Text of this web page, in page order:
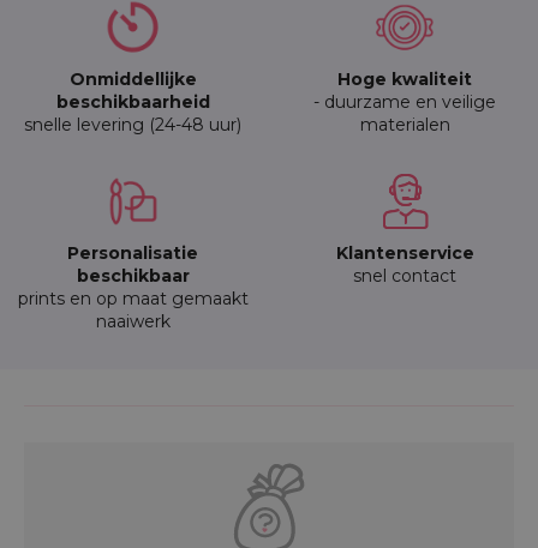
Onmiddellijke
beschikbaarheid
snelle levering (24-48 uur)
Hoge kwaliteit
- duurzame en veilige
materialen
Personalisatie
beschikbaar
prints en op maat gemaakt
naaiwerk
Klantenservice
snel contact